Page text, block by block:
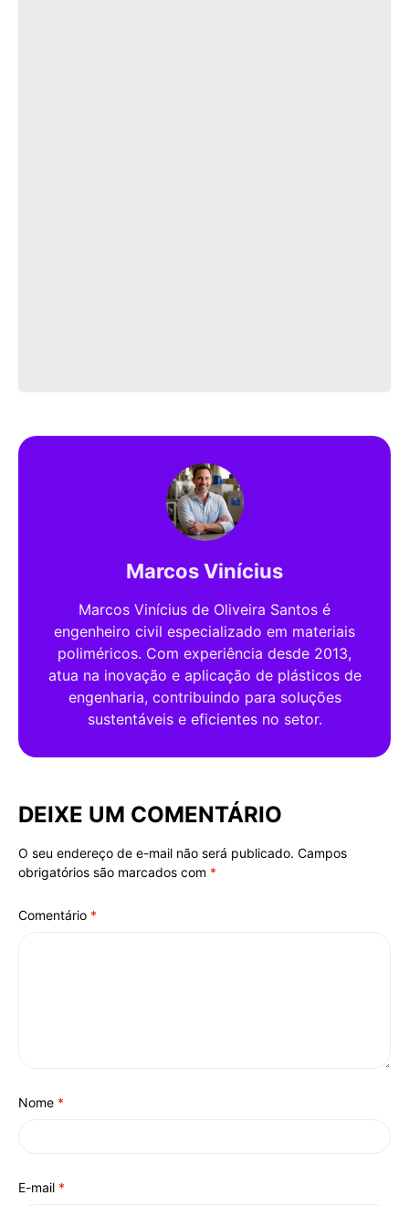
Marcos Vinícius
Marcos Vinícius de Oliveira Santos é
engenheiro civil especializado em materiais
poliméricos. Com experiência desde 2013,
atua na inovação e aplicação de plásticos de
engenharia, contribuindo para soluções
sustentáveis e eficientes no setor.
DEIXE UM COMENTÁRIO
O seu endereço de e-mail não será publicado. Campos
obrigatórios são marcados com *
Comentário *
Nome *
E-mail *
Alternative: